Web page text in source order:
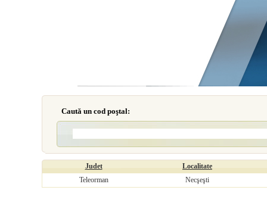
Caută un cod poştal:
Judet
Localitate
Teleorman
Necşeşti